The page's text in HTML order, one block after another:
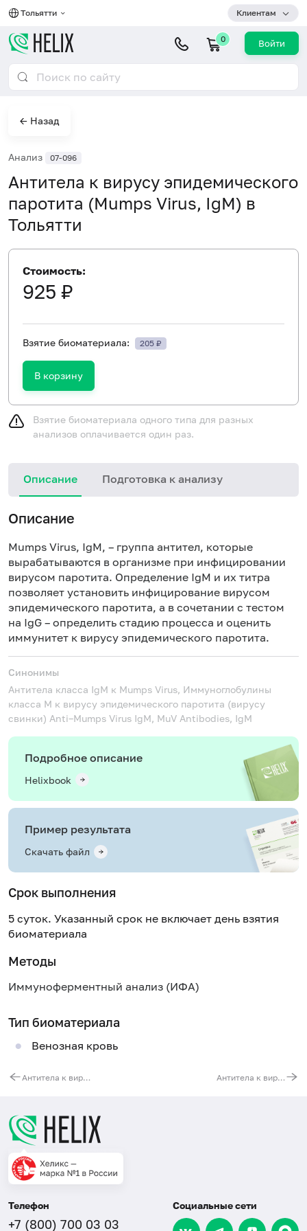
Тольятти Клиентам
0 Войти
← Назад
Анализ 07-096
Антитела к вирусу эпидемического
паротита (Mumps Virus, IgM) в
Тольятти
Стоимость:
925 ₽
Взятие биоматериала: 205 ₽
В корзину
Взятие биоматериала одного типа для разных
анализов оплачивается один раз.
Описание Подготовка к анализу
Описание
Mumps Virus, IgM, – группа антител, которые
вырабатываются в организме при инфицировании
вирусом паротита. Определение IgM и их титра
позволяет установить инфицирование вирусом
эпидемического паротита, а в сочетании с тестом
на IgG – определить стадию процесса и оценить
иммунитет к вирусу эпидемического паротита.
Синонимы
Антитела класса IgM к Mumps Virus, Иммуноглобулины
класса M к вирусу эпидемического паротита (вирусу
свинки) Anti–Mumps Virus IgM, MuV Antibodies, IgM
Подробное описание
Helixbook
Пример результата
Скачать файл
Срок выполнения
5 суток. Указанный срок не включает день взятия
биоматериала
Методы
Иммуноферментный анализ (ИФА)
Тип биоматериала
Венозная кровь
Антитела к вирусу клещевого энцефалита (TBEV, IgG) Антитела к вирусу эпидемического паротита (Mumps Virus, IgG)
Телефон
+7 (800) 700 03 03
Социальные сети